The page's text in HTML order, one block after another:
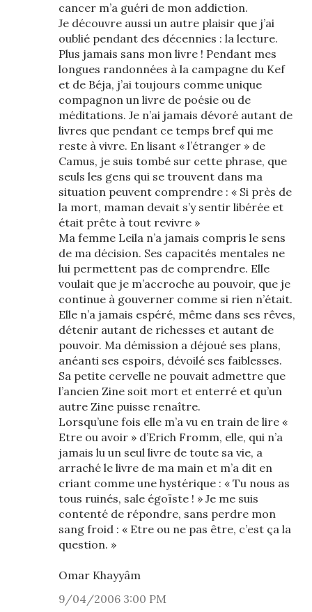
cancer m’a guéri de mon addiction.
Je découvre aussi un autre plaisir que j’ai
oublié pendant des décennies : la lecture.
Plus jamais sans mon livre ! Pendant mes
longues randonnées à la campagne du Kef
et de Béja, j’ai toujours comme unique
compagnon un livre de poésie ou de
méditations. Je n’ai jamais dévoré autant de
livres que pendant ce temps bref qui me
reste à vivre. En lisant « l’étranger » de
Camus, je suis tombé sur cette phrase, que
seuls les gens qui se trouvent dans ma
situation peuvent comprendre : « Si près de
la mort, maman devait s’y sentir libérée et
était prête à tout revivre »
Ma femme Leila n’a jamais compris le sens
de ma décision. Ses capacités mentales ne
lui permettent pas de comprendre. Elle
voulait que je m’accroche au pouvoir, que je
continue à gouverner comme si rien n’était.
Elle n’a jamais espéré, même dans ses rêves,
détenir autant de richesses et autant de
pouvoir. Ma démission a déjoué ses plans,
anéanti ses espoirs, dévoilé ses faiblesses.
Sa petite cervelle ne pouvait admettre que
l’ancien Zine soit mort et enterré et qu’un
autre Zine puisse renaître.
Lorsqu’une fois elle m’a vu en train de lire «
Etre ou avoir » d’Erich Fromm, elle, qui n’a
jamais lu un seul livre de toute sa vie, a
arraché le livre de ma main et m’a dit en
criant comme une hystérique : « Tu nous as
tous ruinés, sale égoïste ! » Je me suis
contenté de répondre, sans perdre mon
sang froid : « Etre ou ne pas être, c’est ça la
question. »
Omar Khayyâm
9/04/2006 3:00 PM